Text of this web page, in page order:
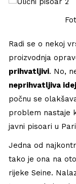
Radi se o nekoj
proizvodnja
prihvatljivi. No,
neprihvatljiva
počnu se
problem nastaje
javni pisoari u
Jedna od
tako je ona na
rijeke Seine.